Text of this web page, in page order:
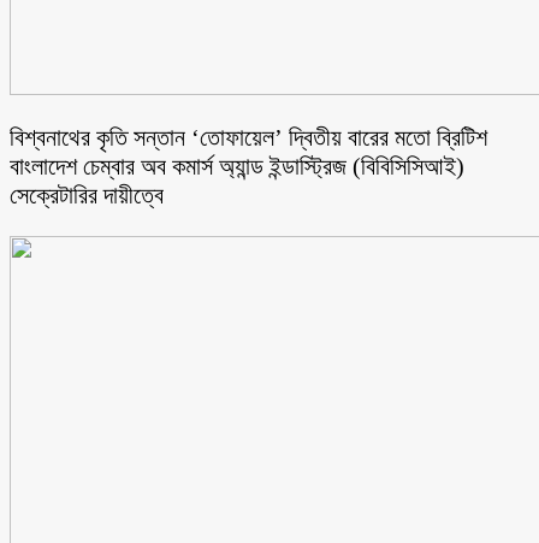
বিশ্বনাথের কৃতি সন্তান ‘তোফায়েল’ দ্বিতীয় বারের মতো ব্রিটিশ
বাংলাদেশ চেম্বার অব কমার্স অ্যান্ড ইন্ডাস্ট্রিজ (বিবিসিসিআই)
সেক্রেটারির দায়ীত্বে